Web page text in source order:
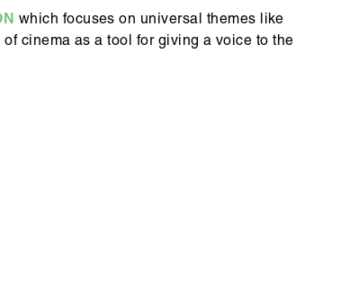
which focuses on universal themes like
cinema as a tool for giving a voice to the